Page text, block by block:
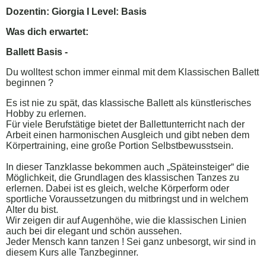
Dozentin: Giorgia I Level: Basis
Was dich erwartet:
Ballett Basis -
Du wolltest schon immer einmal mit dem Klassischen Ballett
beginnen ?
Es ist nie zu spät, das klassische Ballett als künstlerisches
Hobby zu erlernen.
Für viele Berufstätige bietet der Ballettunterricht nach der
Arbeit einen harmonischen Ausgleich und gibt neben dem
Körpertraining, eine große Portion Selbstbewusstsein.
In dieser Tanzklasse bekommen auch „Späteinsteiger“ die
Möglichkeit, die Grundlagen des klassischen Tanzes zu
erlernen. Dabei ist es gleich, welche Körperform oder
sportliche Voraussetzungen du mitbringst und in welchem
Alter du bist.
Wir zeigen dir auf Augenhöhe, wie die klassischen Linien
auch bei dir elegant und schön aussehen.
Jeder Mensch kann tanzen ! Sei ganz unbesorgt, wir sind in
diesem Kurs alle Tanzbeginner.